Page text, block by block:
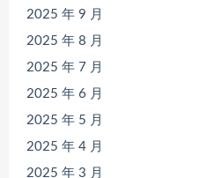
2025 年 9 月
2025 年 8 月
2025 年 7 月
2025 年 6 月
2025 年 5 月
2025 年 4 月
2025 年 3 月